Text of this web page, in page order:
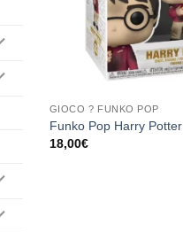
GIOCO ? FUNKO POP
Funko Pop Harry Potter
18,00€